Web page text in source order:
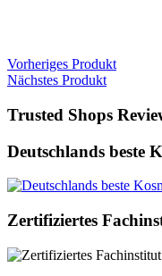
Vorheriges Produkt
Nächstes Produkt
Trusted Shops
Deutschlands beste
Zertifiziertes